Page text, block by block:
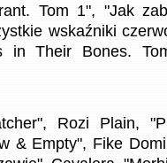
Tom 1", "Jak
wskaźniki
in Their Bones.
Rozi Plain,
& Empty", Fike